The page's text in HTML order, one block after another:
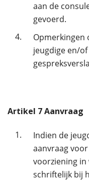
aan de
gevoerd.
4.
Opmerkingen
jeugdige en/
Artikel 7Aanvraag
1.
Indien de
aanvraag
voorziening in
schriftelijk bij